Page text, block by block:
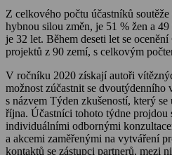
Z celkového počtu účastníků
hybnou silou změn, je 51 % žen a
je 32 let. Během deseti let se
projektů z 90 zemí, s celkovým
V ročníku 2020 získají autoři
možnost zúčastnit se
s názvem Týden zkušeností, který
října. Účastníci tohoto týdne projdou
individuálními odbornými
a akcemi zaměřenými na vytváření
kontaktů se zástupci partnerů, mezi